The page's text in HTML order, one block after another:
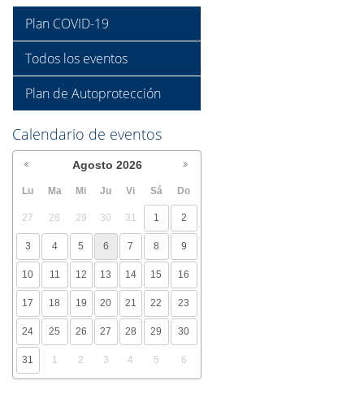
Plan COVID-19
Todos los eventos
Plan de Autoprotección
Calendario de eventos
Agosto 2026
Lu Ma Mi Ju Vi Sá Do
27 28 29 30 31 1 2
3 4 5 6 7 8 9
10 11 12 13 14 15 16
17 18 19 20 21 22 23
24 25 26 27 28 29 30
31 1 2 3 4 5 6